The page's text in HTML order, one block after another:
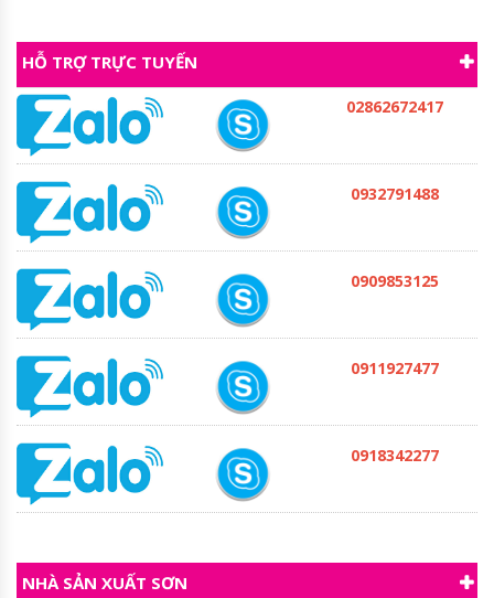
HỖ TRỢ TRỰC TUYẾN
02862672417
0932791488
0909853125
0911927477
0918342277
NHÀ SẢN XUẤT SƠN